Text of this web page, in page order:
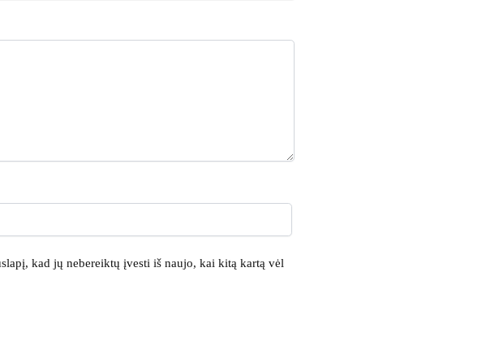
kad jų nebereiktų įvesti iš naujo, kai kitą kartą vėl